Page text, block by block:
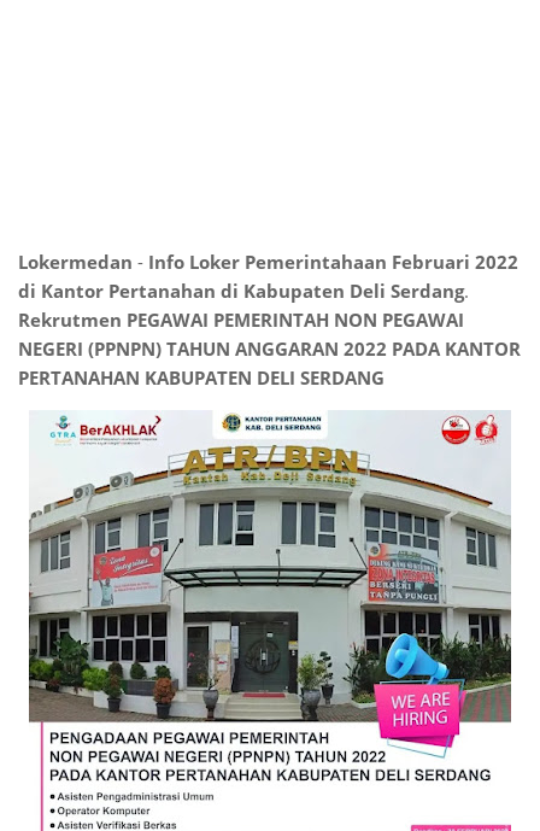
Lokermedan - Info Loker Pemerintahaan Februari 2022
di Kantor Pertanahan di Kabupaten Deli Serdang.
Rekrutmen PEGAWAI PEMERINTAH NON PEGAWAI
NEGERI (PPNPN) TAHUN ANGGARAN 2022 PADA KANTOR
PERTANAHAN KABUPATEN DELI SERDANG